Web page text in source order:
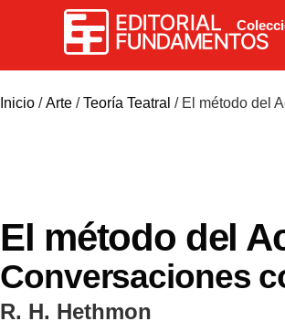
Inicio /Arte /Teoría Teatral / El método del
El método del
Conversaciones
R. H. Hethmon